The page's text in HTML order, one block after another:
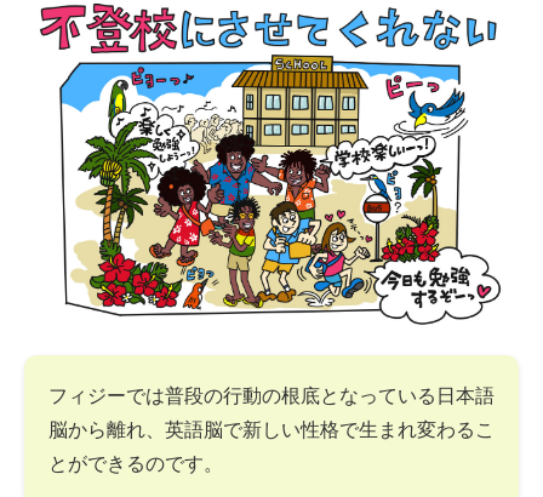
フィジーでは普段の行動の根底となっている日本語
脳から離れ、英語脳で新しい性格で生まれ変わるこ
とができるのです。